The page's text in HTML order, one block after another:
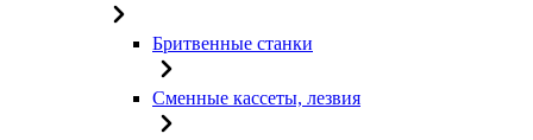
Бритвенные станки
Сменные кассеты, лезвия